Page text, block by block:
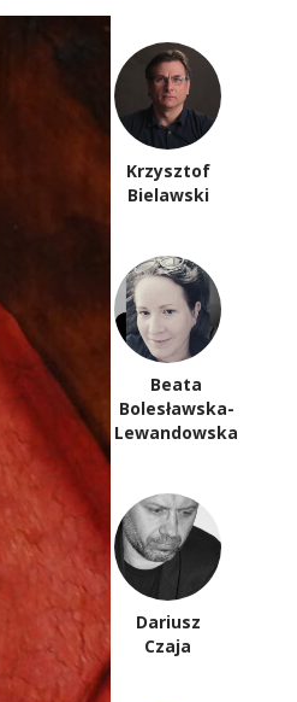
Krzysztof
Bielawski
Beata
Bolesławska-
Lewandowska
Dariusz
Czaja